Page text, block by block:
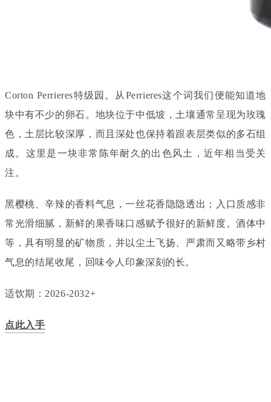
Corton Perrieres特级园。从Perrieres这个词我们便能知道地
块中有不少的卵石。地块位于中低坡，土壤通常呈现为玫瑰
色，土层比较深厚，而且深处也保持着跟表层类似的多石组
成。这里是一块非常陈年耐久的出色风土，近年相当受关
注。
黑樱桃、辛辣的香料气息，一丝花香隐隐透出；入口质感非
常光滑细腻，新鲜的果香味口感赋予很好的新鲜度。酒体中
等，具有明显的矿物质，并以尘土飞扬、严肃而又略带乡村
气息的结尾收尾，回味令人印象深刻的长。
适饮期：2026-2032+
点此入手